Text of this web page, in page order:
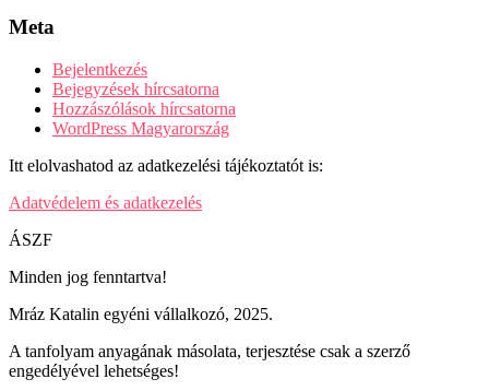
Meta
Bejelentkezés
Bejegyzések hírcsatorna
Hozzászólások hírcsatorna
WordPress Magyarország
Itt elolvashatod az adatkezelési tájékoztatót is:
Adatvédelem és adatkezelés
ÁSZF
Minden jog fenntartva!
Mráz Katalin egyéni vállalkozó, 2025.
A tanfolyam anyagának másolata, terjesztése csak a szerző
engedélyével lehetséges!